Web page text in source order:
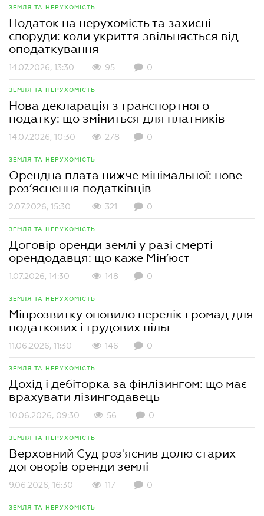
ЗЕМЛЯ ТА НЕРУХОМІСТЬ
Податок на нерухомість та захисні
споруди: коли укриття звільняється від
оподаткування
14.07.2026, 13:30 95 0
ЗЕМЛЯ ТА НЕРУХОМІСТЬ
Нова декларація з транспортного
податку: що зміниться для платників
14.07.2026, 10:30 278 0
ЗЕМЛЯ ТА НЕРУХОМІСТЬ
Орендна плата нижче мінімальної: нове
роз’яснення податківців
2.07.2026, 15:30 321 0
ЗЕМЛЯ ТА НЕРУХОМІСТЬ
Договір оренди землі у разі смерті
орендодавця: що каже Мін’юст
1.07.2026, 14:30 148 0
ЗЕМЛЯ ТА НЕРУХОМІСТЬ
Мінрозвитку оновило перелік громад для
податкових і трудових пільг
11.06.2026, 11:30 146 0
ЗЕМЛЯ ТА НЕРУХОМІСТЬ
Дохід і дебіторка за фінлізингом: що має
врахувати лізингодавець
10.06.2026, 09:30 56 0
ЗЕМЛЯ ТА НЕРУХОМІСТЬ
Верховний Суд роз'яснив долю старих
договорів оренди землі
9.06.2026, 16:30 117 0
ЗЕМЛЯ ТА НЕРУХОМІСТЬ